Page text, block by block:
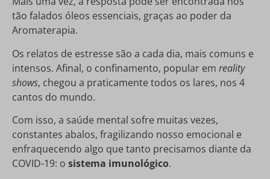
tão falados óleos essenciais, graças ao poder da
Aromaterapia.
Os relatos de estresse são a cada dia, mais comuns e
intensos. Afinal, o confinamento, popular em reality
shows, chegou a praticamente todos os lares, nos 4
cantos do mundo.
Com isso, a saúde mental sofre muitas vezes,
constantes abalos, fragilizando nosso emocional e
enfraquecendo algo que tanto precisamos diante da
COVID-19: o sistema imunológico.